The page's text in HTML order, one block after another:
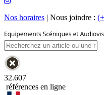
Nos horaires | Nous joindre :
32.607
références en ligne